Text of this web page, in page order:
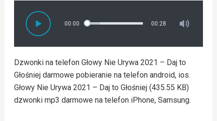
00:00 00:28
Dzwonki na telefon Głowy Nie Urywa 2021 – Daj to
Głośniej darmowe pobieranie na telefon android, ios.
Głowy Nie Urywa 2021 – Daj to Głośniej (435.55 KB)
dzwonki mp3 darmowe na telefon iPhone, Samsung.